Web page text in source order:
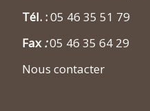
Tél. :05 46 35 51 79
Fax:05 46 35 64 29
Nous contacter